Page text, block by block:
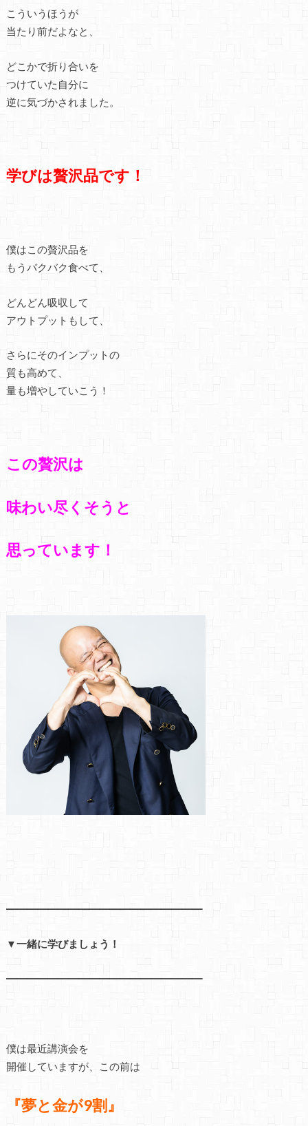
こういうほうが
当たり前だよなと、
どこかで折り合いを
つけていた自分に
逆に気づかされました。
学びは贅沢品です！
僕はこの贅沢品を
もうバクバク食べて、
どんどん吸収して
アウトプットもして、
さらにそのインプットの
質も高めて、
量も増やしていこう！
この贅沢は
味わい尽くそうと
思っています！
━━━━━━━━━━━━━━━━━━━
▼一緒に学びましょう！
━━━━━━━━━━━━━━━━━━━
僕は最近講演会を
開催していますが、この前は
『夢と金が9割』